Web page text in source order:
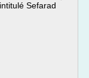
Sefarad